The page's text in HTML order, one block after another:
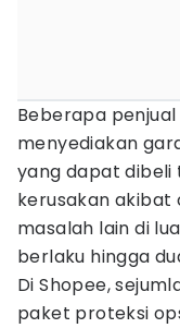
Beberapa
menyediakan
yang dapat dibeli
kerusakan akibat
masalah lain di
berlaku hingga
Di Shopee,
paket proteksi